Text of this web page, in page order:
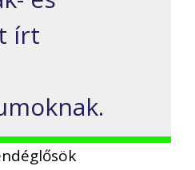
írt